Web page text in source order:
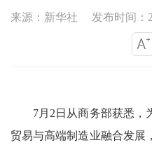
来源：新华社 发布时间：
7月2日从商务部获悉，
贸易与高端制造业融合发展